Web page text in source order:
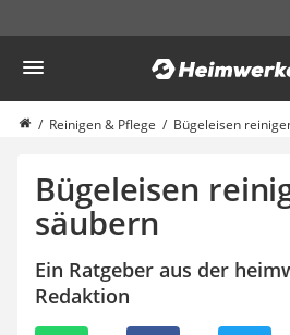
Haushalt & Freizeit
Diascanner
Walkie-Talkie Kinder
Gusseisen Bräter
Induktionskochfeld
Elektronische Dartscheibe
Wildkamera
Wischmopp
Reinigen & Pflege Bügeleisen
Bügeleisen
säubern
Ein Ratgeber aus der
Redaktion